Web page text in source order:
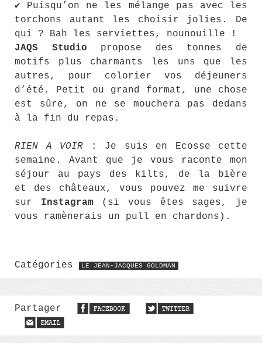
✔ Puisqu’on ne les mélange pas avec les
torchons autant les choisir jolies. De
qui ? Bah les serviettes, nounouille !
JAQS Studio propose des tonnes de
motifs plus charmants les uns que les
autres, pour colorier vos déjeuners
d’été. Petit ou grand format, une chose
est sûre, on ne se mouchera pas dedans
à la fin du repas.
RIEN A VOIR : Je suis en Ecosse cette
semaine. Avant que je vous raconte mon
séjour au pays des kilts, de la bière
et des châteaux, vous pouvez me suivre
sur Instagram (si vous êtes sages, je
vous ramènerais un pull en chardons).
Catégories LE JEAN-JACQUES GOLDMAN
Partager